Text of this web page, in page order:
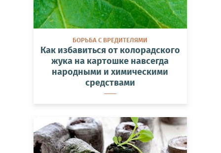
БОРЬБА С ВРЕДИТЕЛЯМИ
Как избавиться от колорадского
жука на картошке навсегда
народными и химическими
средствами